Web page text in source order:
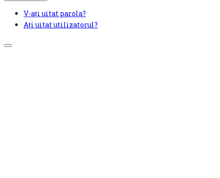
V-ați uitat parola?
Ați uitat utilizatorul?